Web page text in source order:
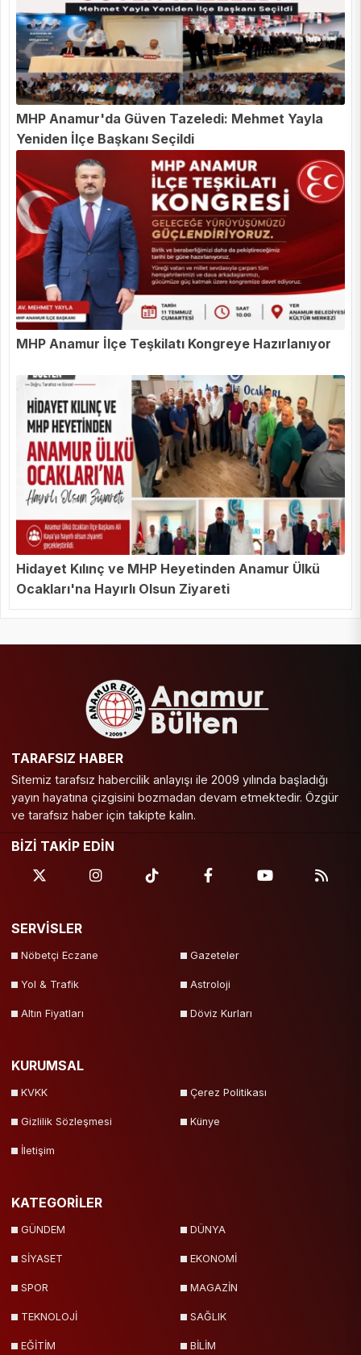
MHP Anamur'da Güven Tazeledi: Mehmet Yayla
Yeniden İlçe Başkanı Seçildi
MHP Anamur İlçe Teşkilatı Kongreye Hazırlanıyor
Hidayet Kılınç ve MHP Heyetinden Anamur Ülkü
Ocakları'na Hayırlı Olsun Ziyareti
TARAFSIZ HABER
Sitemiz tarafsız habercilik anlayışı ile 2009 yılında başladığı
yayın hayatına çizgisini bozmadan devam etmektedir. Özgür
ve tarafsız haber için takipte kalın.
BİZİ TAKİP EDİN
SERVİSLER
Nöbetçi Eczane Gazeteler
Yol & Trafik Astroloji
Altın Fiyatları Döviz Kurları
KURUMSAL
KVKK Çerez Politikası
Gizlilik Sözleşmesi Künye
İletişim
KATEGORİLER
GÜNDEM DÜNYA
SİYASET EKONOMİ
SPOR MAGAZİN
TEKNOLOJİ SAĞLIK
EĞİTİM BİLİM